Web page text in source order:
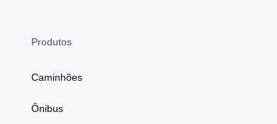
Produtos
Caminhões
Ônibus